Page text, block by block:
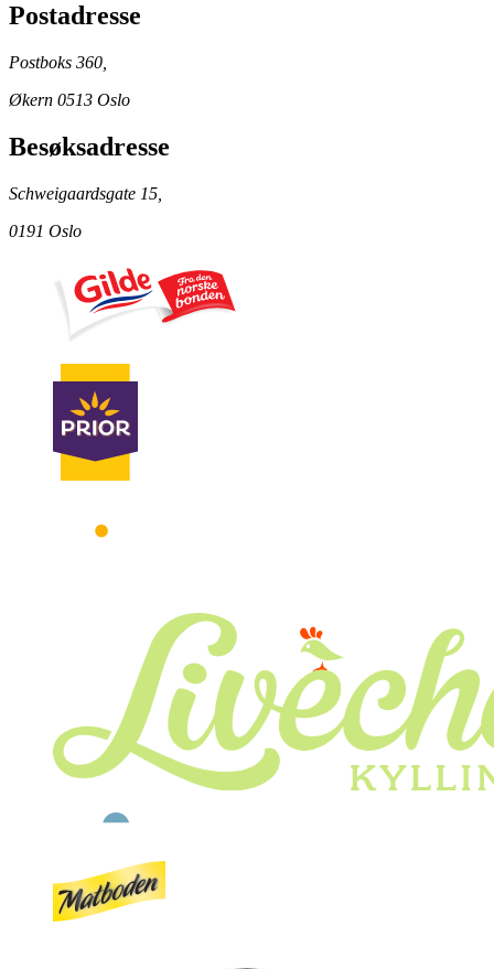
Postadresse
Postboks 360,
Økern 0513 Oslo
Besøksadresse
Schweigaardsgate 15,
0191 Oslo